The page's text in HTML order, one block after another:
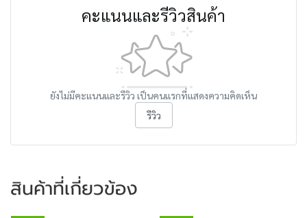
คะแนนและรีวิวสินค้า
ยังไม่มีคะแนนและรีวิว เป็นคนแรกที่แสดงความคิดเห็น
รีวิว
สินค้าที่เกี่ยวข้อง